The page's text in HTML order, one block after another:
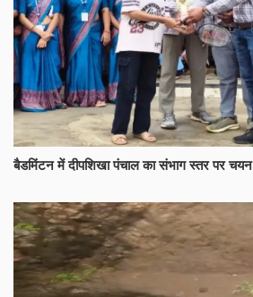
बैडमिंटन में दीपशिखा पंचाल का संभाग स्तर पर चयन